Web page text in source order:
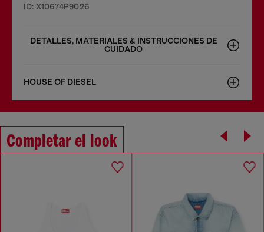
ID: X10674P9026
DETALLES, MATERIALES & INSTRUCCIONES DE
CUIDADO
HOUSE OF DIESEL
Completar el look